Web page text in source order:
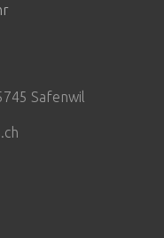
Safenwil